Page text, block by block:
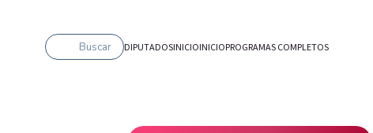
Buscar DIPUTADOSINICIOINICIOPROGRAMAS COMPLETOS